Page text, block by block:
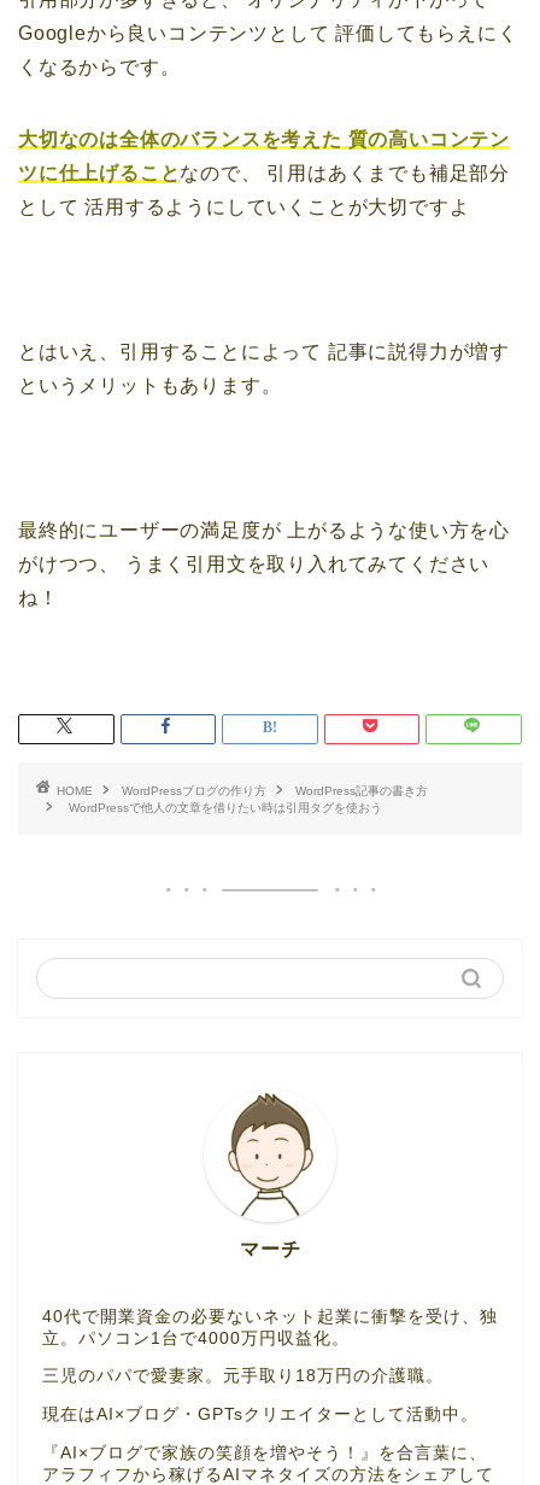
Googleから良いコンテンツとして 評価してもらえにく
くなるからです。
大切なのは全体のバランスを考えた 質の高いコンテン
ツに仕上げることなので、
引用はあくまでも補足部分
として 活用するようにしていくことが大切ですよ
とはいえ、引用することによって 記事に説得力が増す
というメリットもあります。
最終的にユーザーの満足度が 上がるような使い方を心
がけつつ、
うまく引用文を取り入れてみてください
ね！
HOME WordPressブログの作り方
WordPress記事の書き方
WordPressで他人の文章を借りたい時は引用タグを使おう
マーチ
40代で開業資金の必要ないネット起業に衝撃を受け、独
立。パソコン1台で4000万円収益化。
三児のパパで愛妻家。元手取り18万円の介護職。
現在はAI×ブログ・GPTsクリエイターとして活動中。
『AI×ブログで家族の笑顔を増やそう！』を合言葉に、
アラフィフから稼げるAIマネタイズの方法をシェアして